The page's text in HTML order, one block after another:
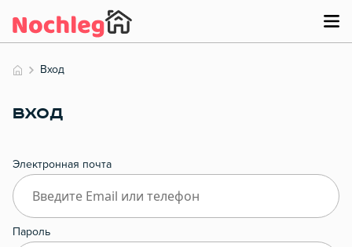
Вход
ВХОД
Электронная почта
Пароль